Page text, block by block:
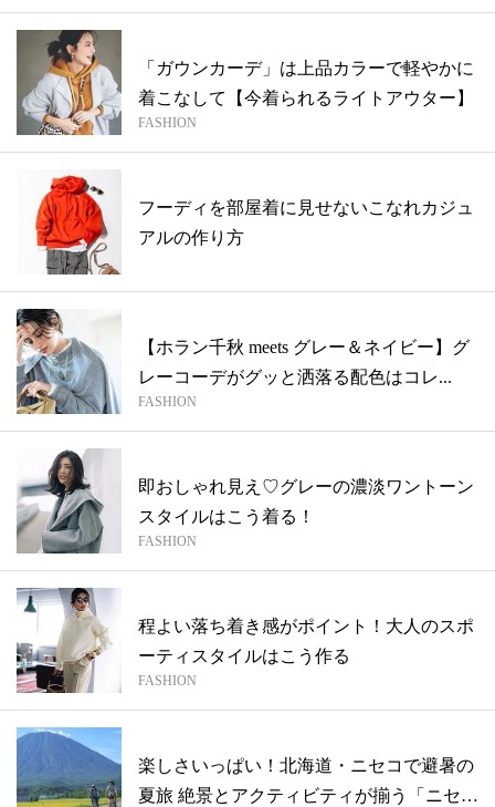
「ガウンカーデ」は上品カラーで軽やかに
着こなして【今着られるライトアウター】
FASHION
フーディを部屋着に見せないこなれカジュ
アルの作り方
【ホラン千秋 meets グレー＆ネイビー】グ
レーコーデがグッと洒落る配色はコレ...
FASHION
即おしゃれ見え♡グレーの濃淡ワントーン
スタイルはこう着る！
FASHION
程よい落ち着き感がポイント！大人のスポ
ーティスタイルはこう作る
FASHION
楽しさいっぱい！北海道・ニセコで避暑の
夏旅 絶景とアクティビティが揃う「ニセコ